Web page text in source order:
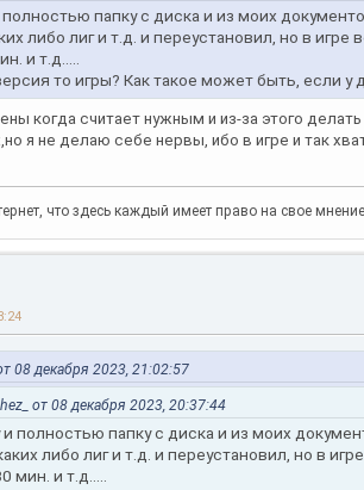
полностью папку с диска и из моих
либо лиг и т.д. и переустановил, но в
и т.д.....
то игры? Как такое может быть, если у
когда считает нужным и из-за этого
я не делаю себе нервы, ибо в игре и так
что здесь каждый имеет право на свое
08 декабря 2023, 21:02:57
от 08 декабря 2023, 20:37:44
и полностью папку с диска и из моих
либо лиг и т.д. и переустановил, но в
мин. и т.д.....